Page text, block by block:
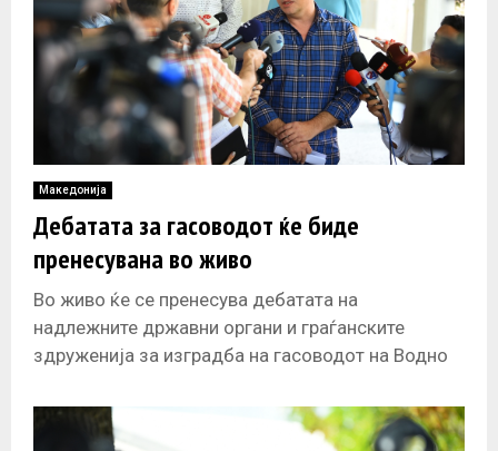
Македонија
Дебатата за гасоводот ќе биде
пренесувана во живо
Во живо ќе се пренесува дебатата на
надлежните државни органи и граѓанските
здруженија за изградба на гасоводот на Водно